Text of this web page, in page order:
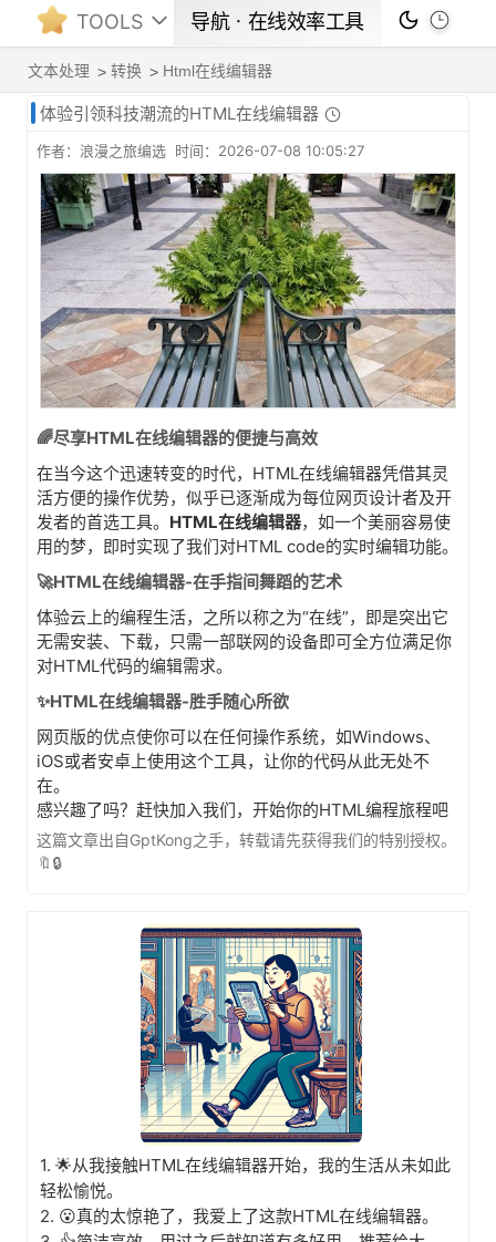
TOOLS 导航ㆍ在线效率工具
文本处理 转换 Html在线编辑器
体验引领科技潮流的HTML在线编辑器
作者：浪漫之旅编选 时间：2026-07-08 10:05:27
🌈尽享HTML在线编辑器的便捷与高效
在当今这个迅速转变的时代，HTML在线编辑器凭借其灵
活方便的操作优势，似乎已逐渐成为每位网页设计者及开
发者的首选工具。 HTML在线编辑器，如一个美丽容易使
用的梦，即时实现了我们对HTML code的实时编辑功能。
🚀HTML在线编辑器-在手指间舞蹈的艺术
体验云上的编程生活，之所以称之为“在线”，即是突出它
无需安装、下载，只需一部联网的设备即可全方位满足你
对HTML代码的编辑需求。
✨HTML在线编辑器-胜手随心所欲
网页版的优点使你可以在任何操作系统，如Windows、
iOS或者安卓上使用这个工具，让你的代码从此无处不
在。
感兴趣了吗？赶快加入我们，开始你的HTML编程旅程吧
这篇文章出自GptKong之手，转载请先获得我们的特别授权。
🔖🔒
1. 🌟从我接触HTML在线编辑器开始，我的生活从未如此
轻松愉悦。
2. 😮真的太惊艳了，我爱上了这款HTML在线编辑器。